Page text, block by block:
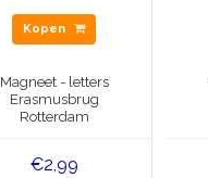
Kopen
Magneet - letters
Erasmusbrug
Rotterdam
€2,99